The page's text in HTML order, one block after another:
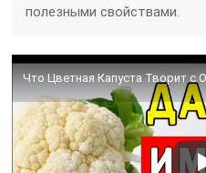
полезными свойствами.